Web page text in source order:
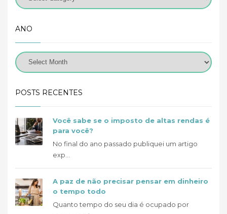
ANO
POSTS RECENTES
Você sabe se o imposto de altas rendas é
para você?
No final do ano passado publiquei um artigo
exp...
A paz de não precisar pensar em dinheiro
o tempo todo
Quanto tempo do seu dia é ocupado por